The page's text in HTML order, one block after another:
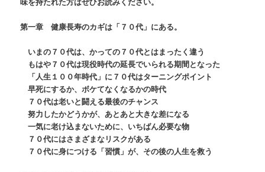
第一章 健康長寿のカギは「７０代」にある。
いまの７０代は、かっての７０代とはまったく違う
もはや７０代は現役時代の延長でいられる期間となった
「人生１００年時代」に７０代はターニングポイント
早死にするか、ボケてなくなるかの時代
７０代は老いと闘える最後のチャンス
努力したかどうかが、あとあと大きな差になる
一気に老け込まないために、いちばん必要な物
７０代にはさまざまなリスクがある
７０代に身につける「習慣」が、その後の人生を救う